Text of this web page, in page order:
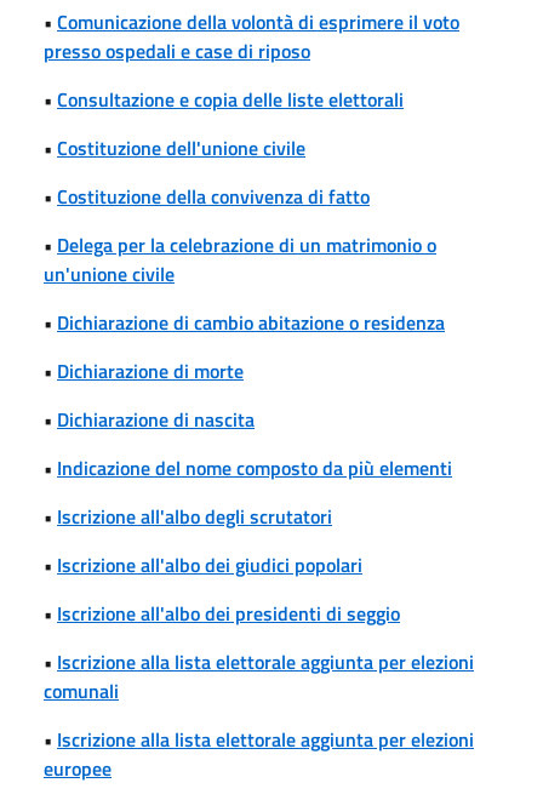
• Comunicazione della volontà di esprimere il voto
presso ospedali e case di riposo
• Consultazione e copia delle liste elettorali
• Costituzione dell'unione civile
• Costituzione della convivenza di fatto
• Delega per la celebrazione di un matrimonio o
un'unione civile
• Dichiarazione di cambio abitazione o residenza
• Dichiarazione di morte
• Dichiarazione di nascita
• Indicazione del nome composto da più elementi
• Iscrizione all'albo degli scrutatori
• Iscrizione all'albo dei giudici popolari
• Iscrizione all'albo dei presidenti di seggio
• Iscrizione alla lista elettorale aggiunta per elezioni
comunali
• Iscrizione alla lista elettorale aggiunta per elezioni
europee